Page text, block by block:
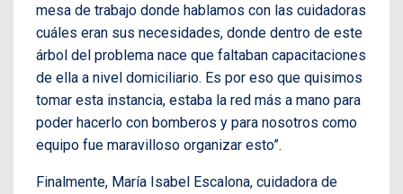
mesa de trabajo donde hablamos con las cuidadoras
cuáles eran sus necesidades, donde dentro de este
árbol del problema nace que faltaban capacitaciones
de ella a nivel domiciliario. Es por eso que quisimos
tomar esta instancia, estaba la red más a mano para
poder hacerlo con bomberos y para nosotros como
equipo fue maravilloso organizar esto”.
Finalmente, María Isabel Escalona, cuidadora de